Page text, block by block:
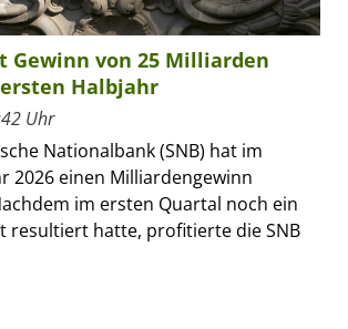
Gewinn von 25 Milliarden
Halbjahr
Uhr
Nationalbank (SNB) hat im
2026 einen Milliardengewinn
im ersten Quartal noch ein
resultiert hatte, profitierte die SNB